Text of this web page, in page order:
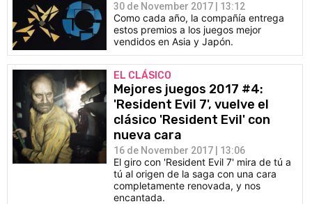
30 de November 2017 | 13:12
Como cada año, la compañía entrega
estos premios a los juegos mejor
vendidos en Asia y Japón.
EL CLÁSICO
Mejores juegos 2017 #4:
'Resident Evil 7', vuelve el
clásico 'Resident Evil' con
nueva cara
16 de November 2017 | 13:06
El giro con 'Resident Evil 7' mira de tú a
tú al origen de la saga con una cara
completamente renovada, y nos
encantada.